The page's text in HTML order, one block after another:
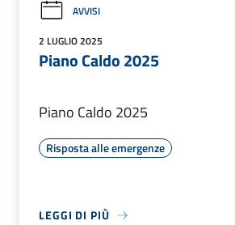
AVVISI
2 LUGLIO 2025
Piano Caldo 2025
Piano Caldo 2025
Risposta alle emergenze
LEGGI DI PIÙ